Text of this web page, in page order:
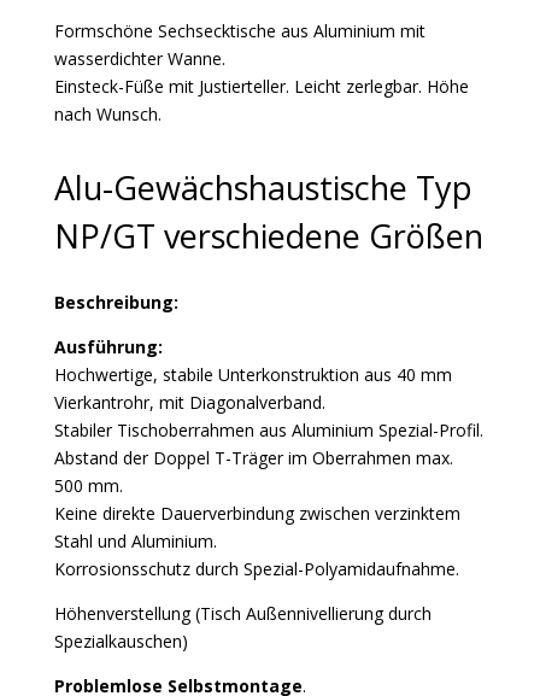
Formschöne Sechsecktische aus Aluminium mit
wasserdichter Wanne.
Einsteck-Füße mit Justierteller. Leicht zerlegbar. Höhe
nach Wunsch.
Alu-Gewächshaustische Typ
NP/GT verschiedene Größen
Beschreibung:
Ausführung:
Hochwertige, stabile Unterkonstruktion aus 40 mm
Vierkantrohr, mit Diagonalverband.
Stabiler Tischoberrahmen aus Aluminium Spezial-Profil.
Abstand der Doppel T-Träger im Oberrahmen max.
500 mm.
Keine direkte Dauerverbindung zwischen verzinktem
Stahl und Aluminium.
Korrosionsschutz durch Spezial-Polyamidaufnahme.
Höhenverstellung (Tisch Außennivellierung durch
Spezialkauschen)
Problemlose Selbstmontage.